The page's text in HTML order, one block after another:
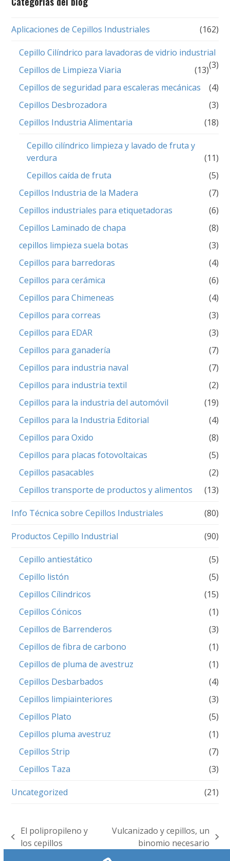
Aplicaciones de Cepillos Industriales (162)
Cepillo Cilíndrico para lavadoras de vidrio industrial
(3)
Cepillos de Limpieza Viaria
(13)
Cepillos de seguridad para escaleras mecánicas
(4)
Cepillos Desbrozadora
(3)
Cepillos Industria Alimentaria
(18)
Cepillo cilíndrico limpieza y lavado de fruta y
verdura
(11)
Cepillos caída de fruta
(5)
Cepillos Industria de la Madera
(7)
Cepillos industriales para etiquetadoras
(6)
Cepillos Laminado de chapa
(8)
cepillos limpieza suela botas
(3)
Cepillos para barredoras
(4)
Cepillos para cerámica
(6)
Cepillos para Chimeneas
(4)
Cepillos para correas
(3)
Cepillos para EDAR
(3)
Cepillos para ganadería
(7)
Cepillos para industria naval
(7)
Cepillos para industria textil
(2)
Cepillos para la industria del automóvil
(19)
Cepillos para la Industria Editorial
(4)
Cepillos para Oxido
(8)
Cepillos para placas fotovoltaicas
(5)
Cepillos pasacables
(2)
Cepillos transporte de productos y alimentos
(13)
Info Técnica sobre Cepillos Industriales (80)
Productos Cepillo Industrial (90)
Cepillo antiestático
(5)
Cepillo listón
(5)
Cepillos Cílindricos
(15)
Cepillos Cónicos
(1)
Cepillos de Barrenderos
(3)
Cepillos de fibra de carbono
(1)
Cepillos de pluma de avestruz
(1)
Cepillos Desbarbados
(4)
Cepillos limpiainteriores
(3)
Cepillos Plato
(5)
Cepillos pluma avestruz
(1)
Cepillos Strip
(7)
Cepillos Taza
(3)
Uncategorized (21)
previous
El polipropileno y
los cepillos
post:
Vulcanizado y cepillos, un
binomio necesario